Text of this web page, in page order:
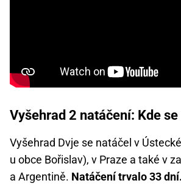
Vyšehrad 2 natáčení: Kde
Vyšehrad Dvje se natáčel v
u obce Bořislav), v Praze a také v
a Argentině. Natáčení trvalo 33 dní.